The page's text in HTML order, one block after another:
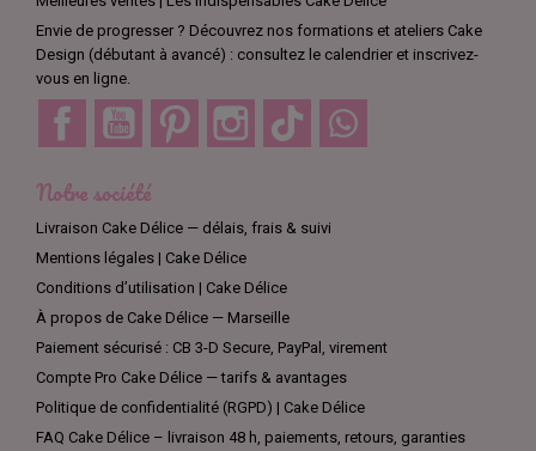
vous êtes certain(e) d'impressionner vos invités et de faire le
bonheur des plus jeunes. Alors, n'hésitez plus et commandez
dès maintenant pour donner vie à vos créations culinaires !
Envie de progresser ? Découvrez nos formations et ateliers Cake
Design (débutant à avancé) : consultez le calendrier et inscrivez-
vous en ligne.
Facebook YouTube Pinterest Instagram TikTok
Notre société
Livraison Cake Délice — délais, frais & suivi
Mentions légales | Cake Délice
Conditions d’utilisation | Cake Délice
À propos de Cake Délice — Marseille
Paiement sécurisé : CB 3-D Secure, PayPal, virement
Compte Pro Cake Délice — tarifs & avantages
Politique de confidentialité (RGPD) | Cake Délice
FAQ Cake Délice – livraison 48 h, paiements, retours, garanties